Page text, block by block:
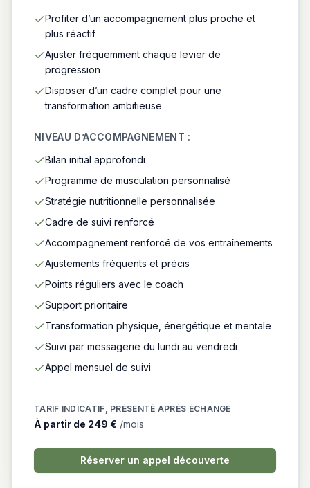
Profiter d’un accompagnement plus proche et
plus réactif
Ajuster fréquemment chaque levier de
progression
Disposer d’un cadre complet pour une
transformation ambitieuse
NIVEAU D’ACCOMPAGNEMENT :
Bilan initial approfondi
Programme de musculation personnalisé
Stratégie nutritionnelle personnalisée
Cadre de suivi renforcé
Accompagnement renforcé de vos entraînements
Ajustements fréquents et précis
Points réguliers avec le coach
Support prioritaire
Transformation physique, énergétique et mentale
Suivi par messagerie du lundi au vendredi
Appel mensuel de suivi
TARIF INDICATIF, PRÉSENTÉ APRÈS ÉCHANGE
À partir de 249 € /mois
Réserver un appel découverte